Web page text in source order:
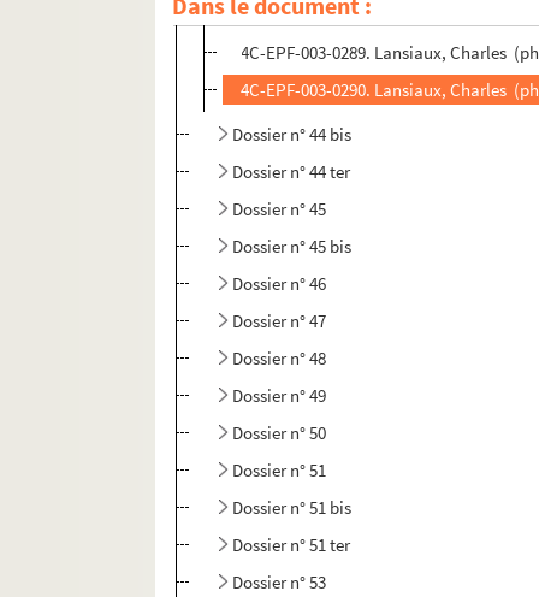
4C-EPF-003-0288. Lansiaux, Charles
4C-EPF-003-0289. Lansiaux, Charles
4C-EPF-003-0290. Lansiaux, Charles
Dossier n° 44 bis
Dossier n° 44 ter
Dossier n° 45
Dossier n° 45 bis
Dossier n° 46
Dossier n° 47
Dossier n° 48
Dossier n° 49
Dossier n° 50
Dossier n° 51
Dossier n° 51 bis
Dossier n° 51 ter
Dossier n° 53